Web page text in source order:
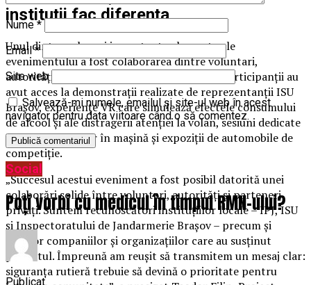
instituții fac diferența
Unul dintre cele mai importante elemente ale
evenimentului a fost colaborarea dintre voluntari,
autorități și partenerii implicați în proiect. Participanții au
avut acces la demonstrații realizate de reprezentanții ISU
Brașov, experiențe VR care simulează efectele consumului
de alcool și ale distragerii atenției la volan, sesiuni dedicate
siguranței copiilor în mașină și expoziții de automobile de
competiție.
„Succesul acestui eveniment a fost posibil datorită unei
colaborări solide între voluntari, autorități și parteneri
privați. Suntem recunoscători instituțiilor locale – IPJ, ISU
și Inspectoratului de Jandarmerie Brașov – precum și
tuturor companiilor și organizațiilor care au susținut
proiectul. Împreună am reușit să transmitem un mesaj clar:
siguranța rutieră trebuie să devină o prioritate pentru
Nume*
Email*
Site web
Salvează-mi numele, emailul și site-ul web în acest
navigator pentru data viitoare când o să comentez.
Social
Poți vorbi cu medicul în timpul RMN-ului?
Publicat